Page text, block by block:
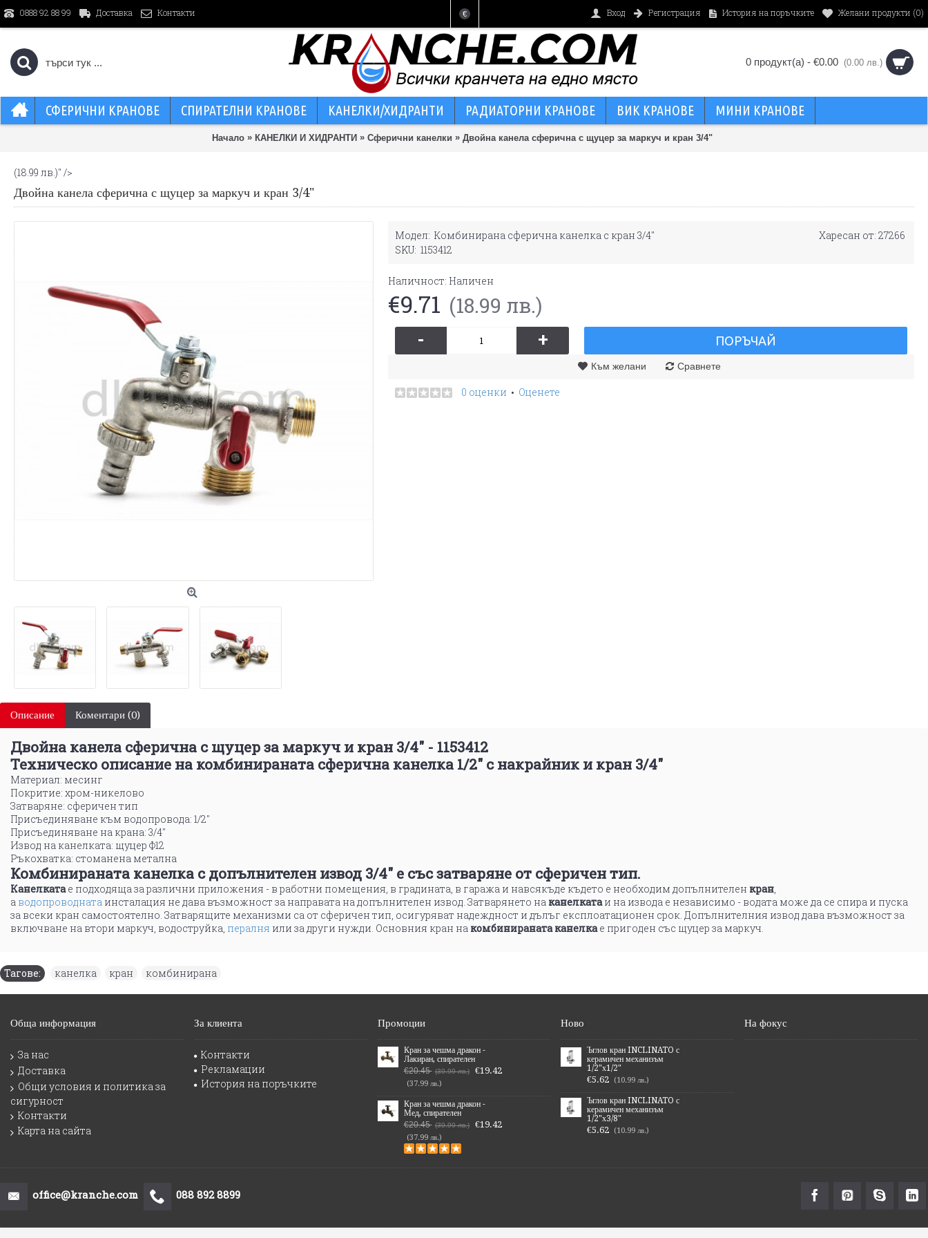
0888 92 88 99 Доставка Контакти € Вход Регистрация История на поръчките Желани продукти (0)
0 продукт(а) - €0.00 (0.00 лв.)
СФЕРИЧНИ КРАНОВЕ СПИРАТЕЛНИ КРАНОВЕ КАНЕЛКИ/ХИДРАНТИ РАДИАТОРНИ КРАНОВЕ ВИК КРАНОВЕ МИНИ КРАНОВЕ
Начало » КАНЕЛКИ И ХИДРАНТИ » Сферични канелки » Двойна канела сферична с щуцер за маркуч и кран 3/4"
(18.99 лв.)" />
Двойна канела сферична с щуцер за маркуч и кран 3/4"
Харесан от: 27266
Модел: Комбинирана сферична канелка с кран 3/4"
SKU: 1153412
Наличност: Наличен
€9.71 (18.99 лв.)
- + ПОРЪЧАЙ
Към желани Сравнете
0 оценки • Оценете
Описание Коментари (0)
Двойна канела сферична с щуцер за маркуч и кран 3/4" - 1153412
Техническо описание на комбинираната сферична канелка 1/2" с накрайник и кран 3/4"
Материал: месинг
Покритие: хром-никелово
Затваряне: сферичен тип
Присъединяване към водопровода: 1/2"
Присъединяване на крана: 3/4"
Извод на канелката: щуцер Ф12
Ръкохватка: стоманена метална
Комбинираната канелка с допълнителен извод 3/4" е със затваряне от сферичен тип.
Канелкатае подходяща за различни приложения - в работни помещения, в градината, в гаража и навсякъде където е необходим допълнителен кран,
а водопроводната инсталация не дава възможност за направата на допълнителен извод. Затварянето на канелкатаи на извода е независимо - водата може да се спира и пуска
за всеки кран самостоятелно. Затварящите механизми са от сферичен тип, осигуряват надеждност и дълъг експлоатационен срок. Допълнителния извод дава възможност за
включване на втори маркуч, водоструйка, пералня или за други нужди. Основния кран на комбинираната канелкае пригоден със щуцер за маркуч.
Тагове: канелка кран комбинирана
Обща информация
За нас
Доставка
Общи условия и политика за
сигурност
Контакти
Карта на сайта
За клиента
Контакти
Рекламации
История на поръчките
Промоции
Кран за чешма дракон -
Лакиран, спирателен
€20.45 (39.99 лв.) €19.42
(37.99 лв.)
Кран за чешма дракон -
Мед, спирателен
€20.45 (39.99 лв.) €19.42
(37.99 лв.)
Ново
Ъглов кран INCLINATO с
керамичен механизъм
1/2"х1/2"
€5.62 (10.99 лв.)
Ъглов кран INCLINATO с
керамичен механизъм
1/2"х3/8"
€5.62 (10.99 лв.)
На фокус
office@kranche.com 088 892 8899